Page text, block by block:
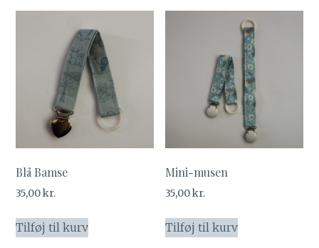
Blå Bamse
35,00kr.
Tilføj til kurv
Mini-musen
35,00kr.
Tilføj til kurv